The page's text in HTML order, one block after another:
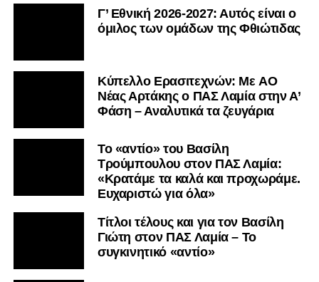
Γ’ Εθνική 2026-2027: Αυτός είναι ο
όμιλος των ομάδων της Φθιώτιδας
Kύπελλο Ερασιτεχνών: Με AO
Nέας Αρτάκης ο ΠΑΣ Λαμία στην Α’
Φάση – Αναλυτικά τα ζευγάρια
Το «αντίο» του Βασίλη
Τρούμπουλου στον ΠΑΣ Λαμία:
«Κρατάμε τα καλά και προχωράμε.
Ευχαριστώ για όλα»
Τίτλοι τέλους και για τον Βασίλη
Γιώτη στον ΠΑΣ Λαμία – Το
συγκινητικό «αντίο»